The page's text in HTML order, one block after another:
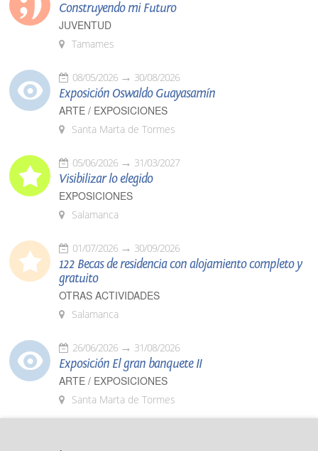
Construyendo mi Futuro
JUVENTUD
Tamames
08/05/2026 30/08/2026
Exposición Oswaldo Guayasamín
ARTE / EXPOSICIONES
Santa Marta de Tormes
05/06/2026 31/03/2027
Visibilizar lo elegido
EXPOSICIONES
Salamanca
01/07/2026 30/09/2026
122 Becas de residencia con alojamiento completo y
gratuito
OTRAS ACTIVIDADES
Salamanca
26/06/2026 31/08/2026
Exposición El gran banquete II
ARTE / EXPOSICIONES
Santa Marta de Tormes